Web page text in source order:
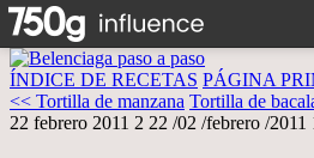
ÍNDICE DE RECETAS PÁGINA
<< Tortilla de manzana Tortilla de
22 febrero 2011 2 22 /02 /febrero /2011